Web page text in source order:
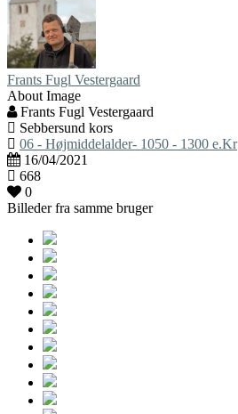
Frants Fugl Vestergaard
About Image
Frants Fugl Vestergaard
Sebbersund kors
06 - Højmiddelalder- 1050 - 1300 e.Kr
16/04/2021
668
0
Billeder fra samme bruger